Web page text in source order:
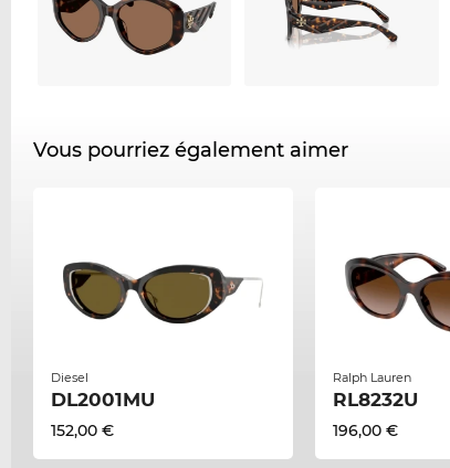
Vous pourriez également aimer
Diesel
DL2001MU
152,00 €
Ralph Lauren
RL8232U
196,00 €